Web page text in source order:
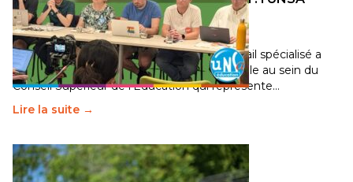
Éducation fait bouger les lignes
30 juin 2026-National
Pendant plusieurs mois, un groupe de travail spécialisé a
travaillé sur la transition écologique de l’Ecole au sein du
Conseil Supérieur de l’Éducation qui représente…
Lire la suite →